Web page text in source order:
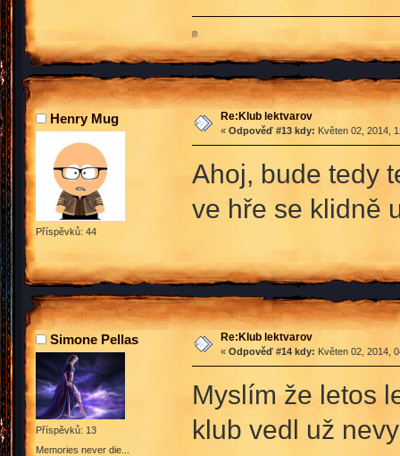
ற
Henry Mug
Příspěvků: 44
Re:Klub lektvarov
« Odpověď #13 kdy: Květen 02, 2014,
Ahoj, bude tedy
ve hře se klidně
Simone Pellas
Příspěvků: 13
Memories never die...
Re:Klub lektvarov
« Odpověď #14 kdy: Květen 02, 2014,
Myslím že letos
klub vedl už